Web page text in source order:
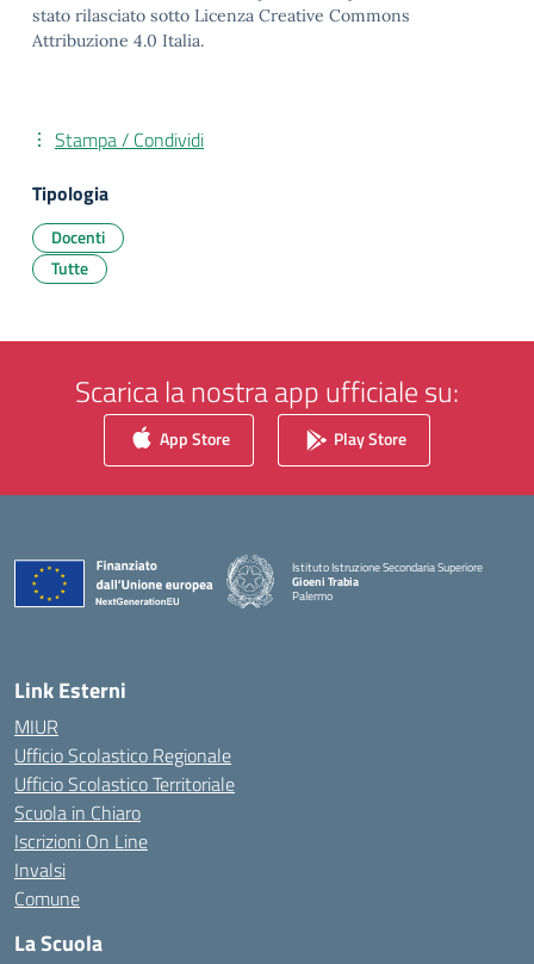
stato rilasciato sotto Licenza Creative Commons
Attribuzione 4.0 Italia.
Stampa / Condividi
Tipologia
Docenti
Tutte
Scarica la nostra app ufficiale su:
App Store Play Store
Istituto Istruzione Secondaria Superiore
Gioeni Trabia
Palermo
Link Esterni
MIUR
Ufficio Scolastico Regionale
Ufficio Scolastico Territoriale
Scuola in Chiaro
Iscrizioni On Line
Invalsi
Comune
La Scuola